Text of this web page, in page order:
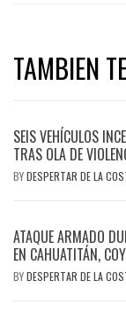
TAMBIEN
SEIS VEHÍCULOS
TRAS OLA DE
BYDESPERTAR DE LA
ATAQUE ARMADO
EN CAHUATITÁN,
BYDESPERTAR DE LA